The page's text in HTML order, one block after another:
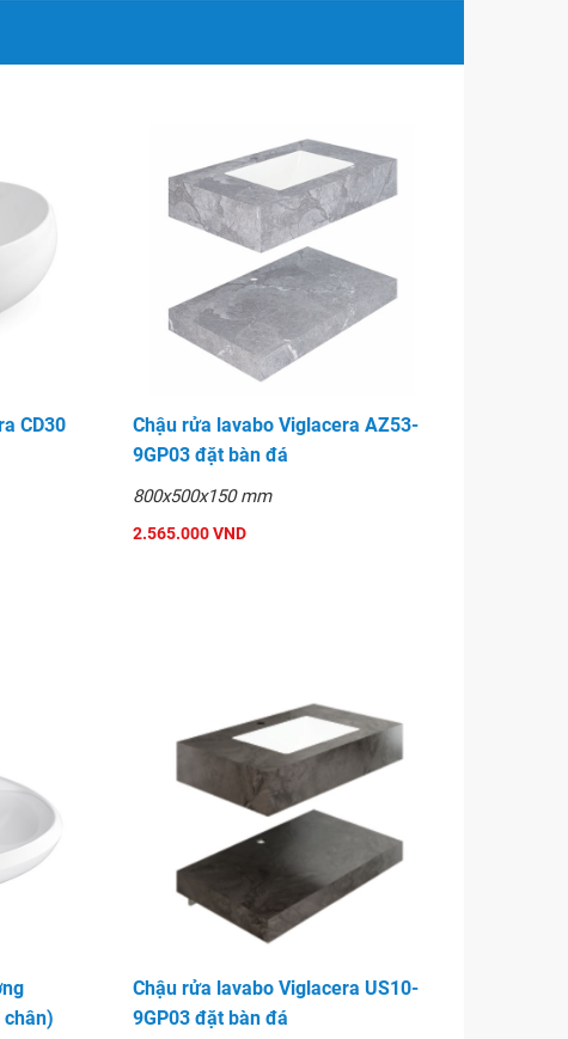
CD30
Chậu rửa lavabo Viglacera AZ53-
9GP03 đặt bàn đá
800x500x150 mm
2.565.000 VND
Chậu rửa lavabo Viglacera US10-
9GP03 đặt bàn đá